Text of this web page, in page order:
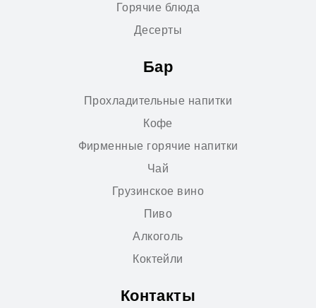
Горячие блюда
Десерты
Бар
Прохладительные напитки
Кофе
Фирменные горячие напитки
Чай
Грузинское вино
Пиво
Алкоголь
Коктейли
Контакты